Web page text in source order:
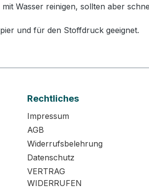
mit Wasser reinigen, sollten aber
und für den Stoffdruck geeignet.
Rechtliches
Impressum
AGB
Widerrufsbelehrung
Datenschutz
VERTRAG
WIDERRUFEN